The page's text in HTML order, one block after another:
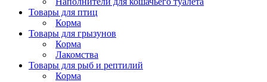
Товары для птиц
Корма
Товары для грызунов
Корма
Лакомства
Товары для рыб и рептилий
Корма